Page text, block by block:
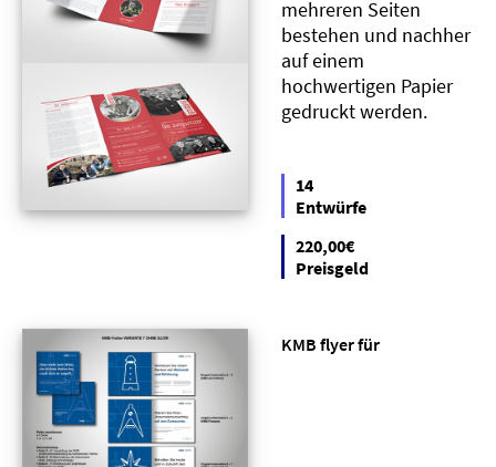
mehreren Seiten
bestehen und nachher
auf einem
hochwertigen Papier
gedruckt werden.
14
Entwürfe
220,00€
Preisgeld
KMB flyer für